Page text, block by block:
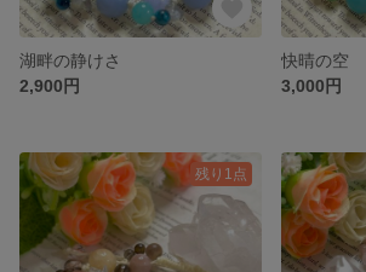
湖畔の静けさ
2,900円
快晴の空
3,000円
残り1点